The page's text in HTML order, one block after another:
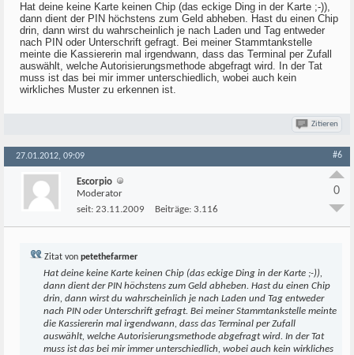
Hat deine keine Karte keinen Chip (das eckige Ding in der Karte ;-)),
dann dient der PIN höchstens zum Geld abheben. Hast du einen Chip
drin, dann wirst du wahrscheinlich je nach Laden und Tag entweder
nach PIN oder Unterschrift gefragt. Bei meiner Stammtankstelle
meinte die Kassiererin mal irgendwann, dass das Terminal per Zufall
auswählt, welche Autorisierungsmethode abgefragt wird. In der Tat
muss ist das bei mir immer unterschiedlich, wobei auch kein
wirkliches Muster zu erkennen ist.
Zitieren
27.01.2012, 09:09 #6
Escorpio
Moderator
seit: 23.11.2009 Beiträge: 3.116
0
Zitat von petethefarmer
Hat deine keine Karte keinen Chip (das eckige Ding in der Karte ;-)),
dann dient der PIN höchstens zum Geld abheben. Hast du einen Chip
drin, dann wirst du wahrscheinlich je nach Laden und Tag entweder
nach PIN oder Unterschrift gefragt. Bei meiner Stammtankstelle meinte
die Kassiererin mal irgendwann, dass das Terminal per Zufall
auswählt, welche Autorisierungsmethode abgefragt wird. In der Tat
muss ist das bei mir immer unterschiedlich, wobei auch kein wirkliches